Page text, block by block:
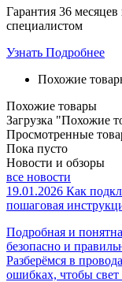
Гарантия 36
специалистом
Узнать Подробнее
Похожие
Похожие товары
Загрузка "Похожие
Просмотренные
Пока пусто
Новости и обзоры
все новости
19.01.2026 Как
пошаговая
Подробная и
безопасно и
Разберёмся в
ошибках, чтобы свет